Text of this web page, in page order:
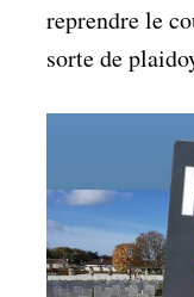
reprendre le
sorte de